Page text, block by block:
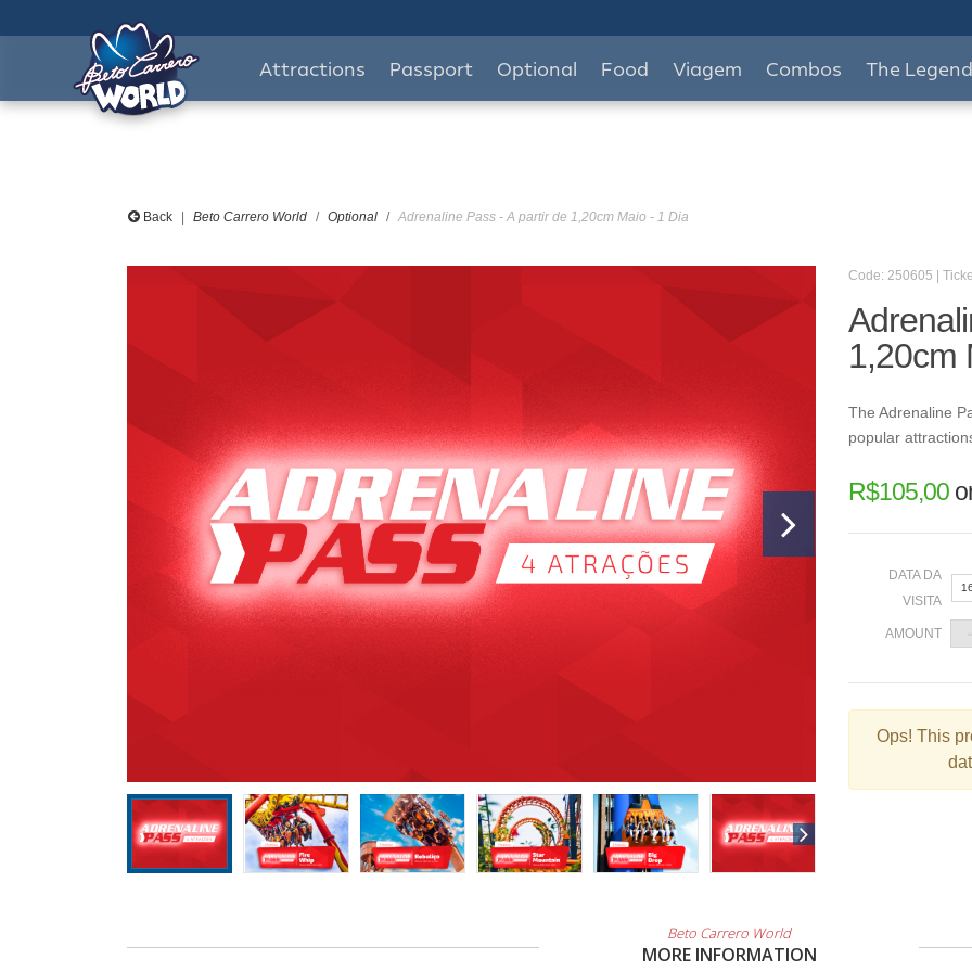
Attractions Passport Optional Food Viagem Combos The Legend
Back Beto Carrero World Optional Adrenaline Pass - A partir de 1,20cm Maio - 1 Dia
Code: 250605 |
1,20cm
The Adrenaline
popular
R$105,00
DATA DA
VISITA
2
9
AMOUNT
Ops! This
Beto Carrero World
MORE INFORMATION